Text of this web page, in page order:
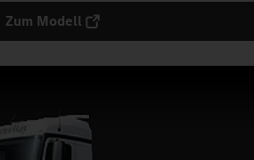
Zum Modell